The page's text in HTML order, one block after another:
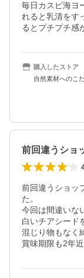
毎日カスピ海ヨ
れると乳清をす
購入したストア
自然素材へのこ
前回違うショッ
た。
今回は間違いな
白いチアシード
混じり物もなく
賞味期限も2年